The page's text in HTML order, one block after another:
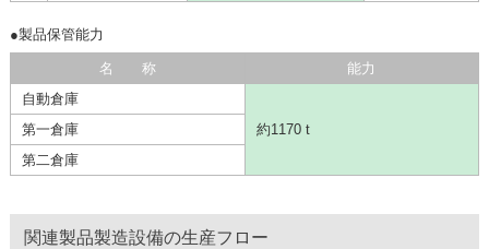
●製品保管能力
名 称
能力
自動倉庫
約1170 t
第一倉庫
第二倉庫
関連製品製造設備の生産フロー